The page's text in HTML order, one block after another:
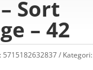
Sort
– 42
5715182632837 Kategori: